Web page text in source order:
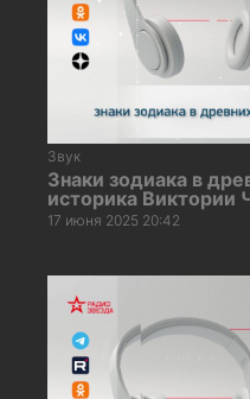
Звук
Знаки зодиака в
историка Виктории
17 июня 2025 20:42